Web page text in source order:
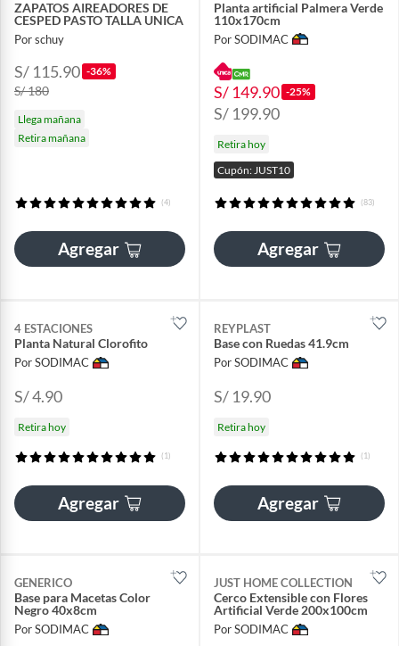
ZAPATOS AIREADORES DE
CESPED PASTO TALLA UNICA
Por schuy
S/ 115.90 -36%
S/ 180
Llega mañana
Retira mañana
(4)
Agregar
Planta artificial Palmera Verde
110x170cm
Por SODIMAC
S/ 149.90 -25%
S/ 199.90
Retira hoy
Cupón: JUST10
(83)
Agregar
4 ESTACIONES
Planta Natural Clorofito
Por SODIMAC
S/ 4.90
Retira hoy
(1)
Agregar
REYPLAST
Base con Ruedas 41.9cm
Por SODIMAC
S/ 19.90
Retira hoy
(1)
Agregar
GENERICO
Base para Macetas Color
Negro 40x8cm
Por SODIMAC
JUST HOME COLLECTION
Cerco Extensible con Flores
Artificial Verde 200x100cm
Por SODIMAC